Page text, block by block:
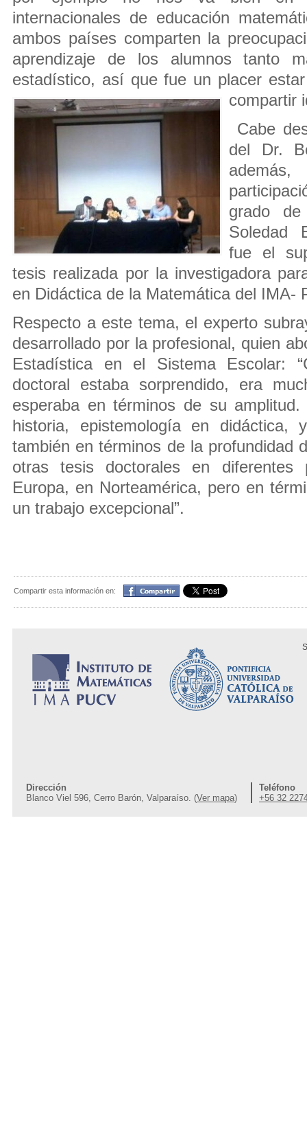
internacionales de educación
ambos países comparten la
aprendizaje de los alumnos tanto
estadístico, así que fue un placer
compartir
Cabe
del Dr.
grado
Soledad
fue el
tesis realizada por la investigadora
en Didáctica de la Matemática del IMA-
Respecto a este tema, el experto
desarrollado por la profesional, quien
Estadística en el Sistema Escolar:
doctoral estaba sorprendido, era
esperaba en términos de su
historia, epistemología en didáctica,
también en términos de la profundidad
otras tesis doctorales en diferentes
Europa, en Norteamérica, pero en
un trabajo excepcional”.
Compartir esta información en: Compartir
Dirección
Blanco Viel 596, Cerro Barón, Valparaíso. (Ver mapa)
Teléfono
+56 32